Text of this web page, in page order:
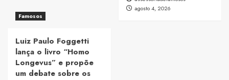
agosto 4, 2026
Famosos
Luiz Paulo Foggetti
lança o livro “Homo
Longevus” e propõe
um debate sobre os